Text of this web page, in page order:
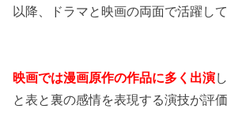
以降、ドラマと映画の両面で活躍して
映画では漫画原作の作品に多く出演
と表と裏の感情を表現する演技が評